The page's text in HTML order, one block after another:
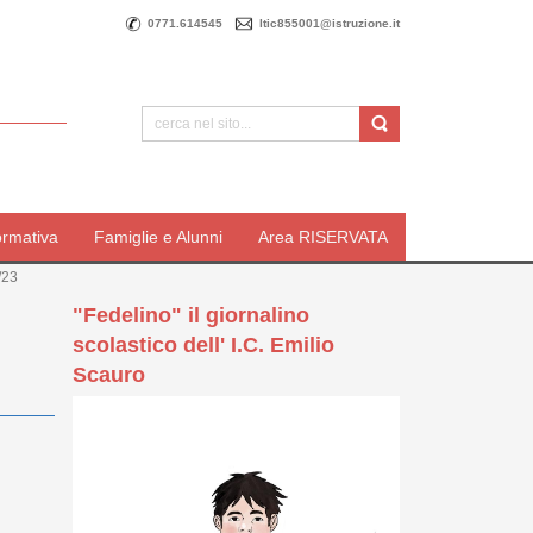
0771.614545 ltic855001@istruzione.it
Famiglie e Alunni Area RISERVATA
"Fedelino" il giornalino
scolastico dell' I.C. Emilio
Scauro